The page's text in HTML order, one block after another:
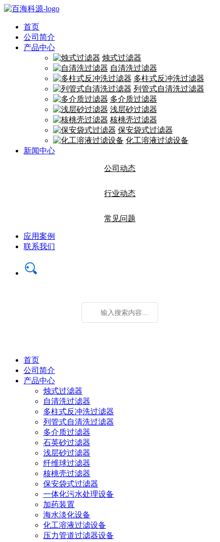
首页
公司简介
产品中心
烛式过滤器
自清洗过滤器
多柱式反冲洗过滤器
列管式自清洗过滤器
多介质过滤器
浅层砂过滤器
核桃壳过滤器
保安袋式过滤器
化工溶液过滤设备
新闻中心
公司动态
行业动态
常见问题
应用案例
联系我们
首页
公司简介
产品中心
烛式过滤器
自清洗过滤器
多柱式反冲洗过滤器
列管式自清洗过滤器
多介质过滤器
石英砂过滤器
浅层砂过滤器
纤维球过滤器
核桃壳过滤器
保安袋式过滤器
一体化污水处理设备
加药装置
海水淡化设备
化工溶液过滤设备
压力管道过滤器设备